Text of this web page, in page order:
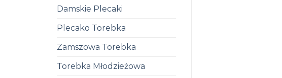
Damskie Plecaki
Plecako Torebka
Zamszowa Torebka
Torebka Młodzieżowa